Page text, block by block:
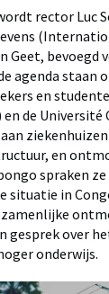
rector Luc
Geet, bevoegd
agenda staan
en
de Université
en
spraken
situatie in
gesprek over
onderwijs.